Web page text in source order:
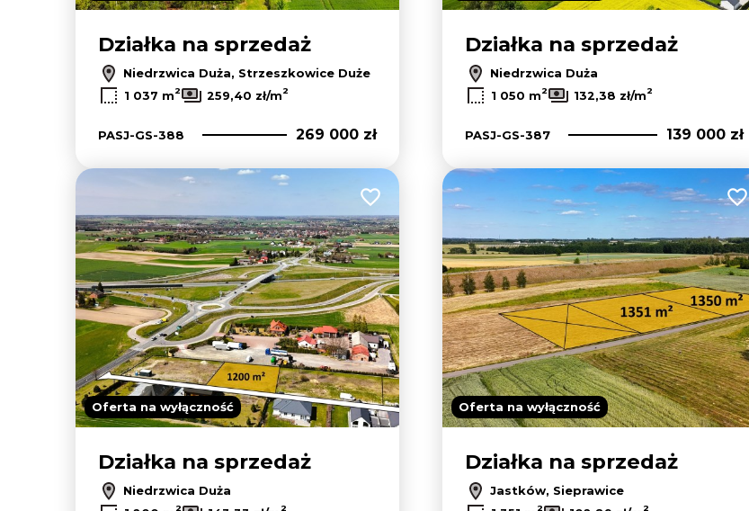
Działka na sprzedaż
Niedrzwica Duża, Strzeszkowice Duże
1 037 m2 259,40 zł/m2
PASJ-GS-388 269 000 zł
Działka na sprzedaż
Niedrzwica Duża
1 050 m2 132,38 zł/m2
PASJ-GS-387 139 000 zł
Oferta na wyłączność
Dodaj do ulubionych
Działka na sprzedaż
Niedrzwica Duża
2 2
Oferta na wyłączność
Działka na sprzedaż
Jastków, Sieprawice
2 2